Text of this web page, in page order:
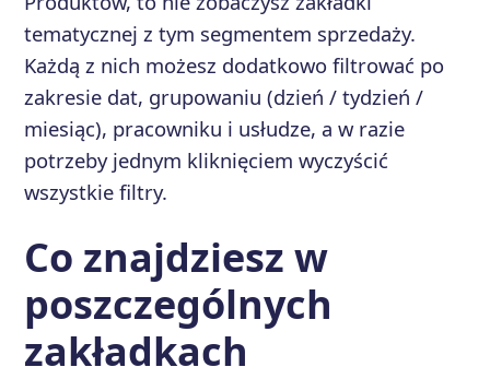
tematycznej z tym segmentem sprzedaży.
Każdą z nich możesz dodatkowo filtrować po
zakresie dat, grupowaniu (dzień / tydzień /
miesiąc), pracowniku i usłudze, a w razie
potrzeby jednym kliknięciem wyczyścić
wszystkie filtry.
Co znajdziesz w
poszczególnych
zakładkach